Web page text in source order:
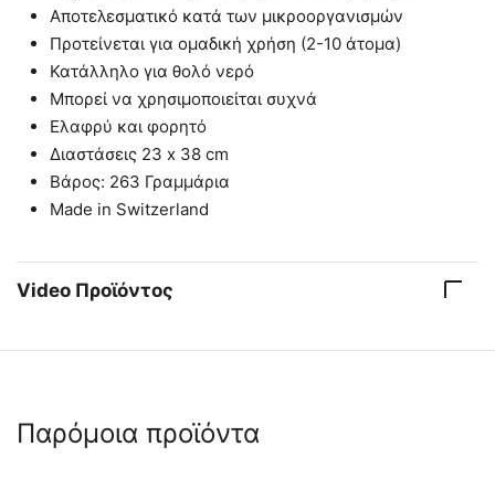
Αποτελεσματικό κατά των μικροοργανισμών
Προτείνεται για ομαδική χρήση (2-10 άτομα)
Κατάλληλο για θολό νερό
Μπορεί να χρησιμοποιείται συχνά
Ελαφρύ και φορητό
Διαστάσεις 23 x 38 cm
Βάρος: 263 Γραμμάρια
Made in Switzerland
Video Προϊόντος
Παρόμοια προϊόντα